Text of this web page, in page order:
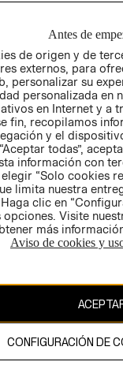
EMPRESARIAL
web está
& Mauritz AB.
Antes de
de origen y de
externos, para
personalizar su
personalizada en
en Internet y a
fin, recopilamos
y el
todas”,
información con
“Solo cookies
limita nuestra
clic en
opciones. Visite
más
Aviso de cookies y
CONFIGURACIÓN DE